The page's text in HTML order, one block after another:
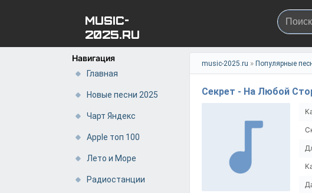
MUSIC-
2025.RU
Навигация
Главная
Новые песни 2025
Чарт Яндекс
Apple топ 100
Лето и Море
Радиостанции
music-2025.ru » Популярные
Секрет - На Любой